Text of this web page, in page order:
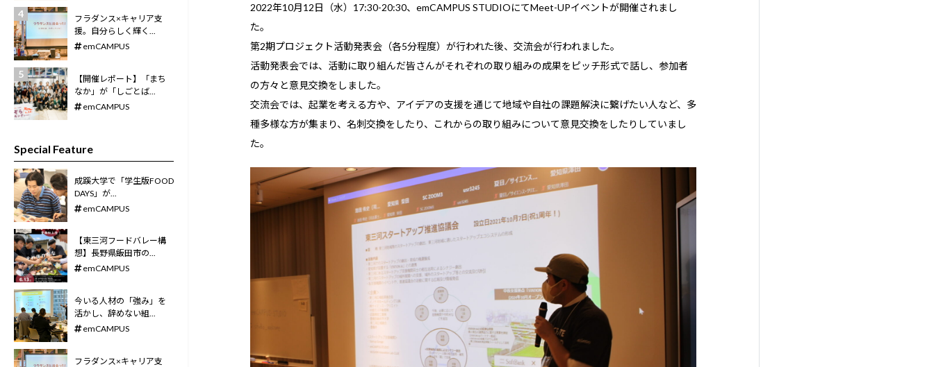
フラダンス×キャリア支
援。自分らしく輝く...
emCAMPUS
【開催レポート】「まち
なか」が「しごとば...
emCAMPUS
Special Feature
成蹊大学で「学生版FOOD
DAYS」が...
emCAMPUS
【東三河フードバレー構
想】長野県飯田市の...
emCAMPUS
今いる人材の「強み」を
活かし、辞めない組...
emCAMPUS
フラダンス×キャリア支
2022年10月12日（水）17:30-20:30、emCAMPUS STUDIOにてMeet-UPイベントが開催されまし
た。
第2期プロジェクト活動発表会（各5分程度）が行われた後、交流会が行われました。
活動発表会では、活動に取り組んだ皆さんがそれぞれの取り組みの成果をピッチ形式で話し、参加者
の方々と意見交換をしました。
交流会では、起業を考える方や、アイデアの支援を通じて地域や自社の課題解決に繋げたい人など、多
種多様な方が集まり、名刺交換をしたり、これからの取り組みについて意見交換をしたりしていまし
た。